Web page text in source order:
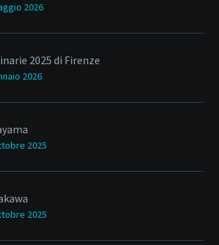
2026
2025 di Firenze
2026
2025
2025